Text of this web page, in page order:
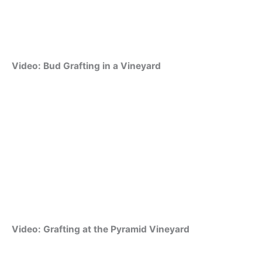
Video: Bud Grafting in a Vineyard
Video: Grafting at the Pyramid Vineyard